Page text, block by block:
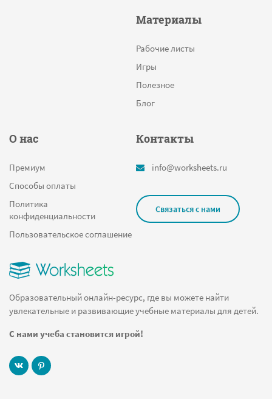
Образовательный онлайн-ресурс, где вы можете найти
увлекательные и развивающие учебные материалы для детей.
С нами учеба становится игрой!
Материалы
Рабочие листы
Игры
Полезное
Блог
О нас
Премиум
Способы оплаты
Политика
конфиденциальности
Пользовательское соглашение
Контакты
info@worksheets.ru
Связаться с нами